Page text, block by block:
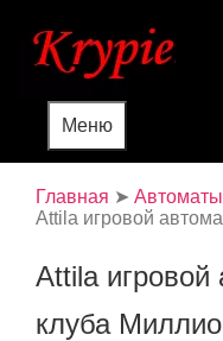
Меню
Главная ➤
Attila игровой
Attila игровой
клуба